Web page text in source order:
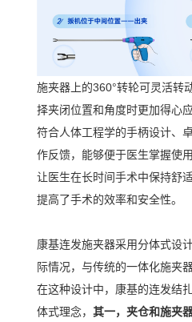
施夹器上的360°转轮可灵活转
择夹闭位置和角度时更加得心应
符合人体工程学的手柄设计、
作反馈，能够便于医生掌握使
让医生在长时间手术中保持舒
提高了手术的效率和安全性。
康基连发施夹器采用分体式设
际情况，与传统的一体化施夹
在这种设计中，康基的连发结
体式理念， 其一，夹仓和施夹